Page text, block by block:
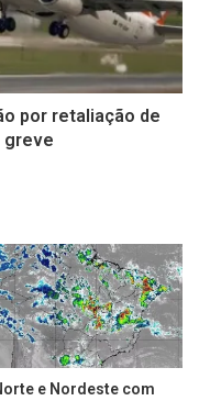
por retaliação de
greve
e Nordeste com